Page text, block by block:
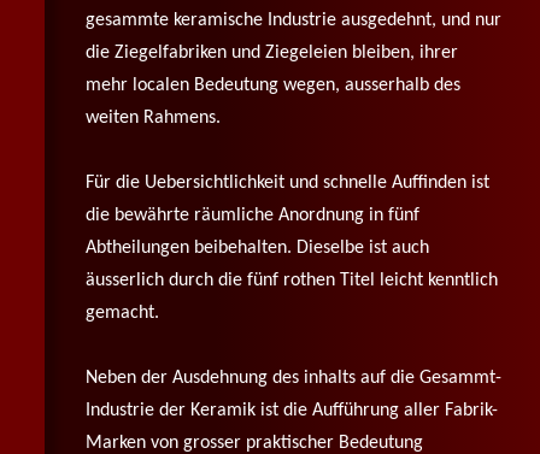
gesammte keramische Industrie ausgedehnt, und nur
die Ziegelfabriken und Ziegeleien bleiben, ihrer
mehr localen Bedeutung wegen, ausserhalb des
weiten Rahmens.
Für die Uebersichtlichkeit und schnelle Auffinden ist
die bewährte räumliche Anordnung in fünf
Abtheilungen beibehalten. Dieselbe ist auch
äusserlich durch die fünf rothen Titel leicht kenntlich
gemacht.
Neben der Ausdehnung des inhalts auf die Gesammt-
Industrie der Keramik ist die Aufführung aller Fabrik-
Marken von grosser praktischer Bedeutung